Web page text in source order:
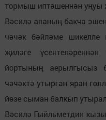
тормыш иптәшеннән уңуы
Вәсилә апаның бакча
чәчәк бәйләме
җиләге
йортының аерылгысыз
чәчәктә утырган яран
йөзе сыман балкып
Вәсилә Гыйльметдин